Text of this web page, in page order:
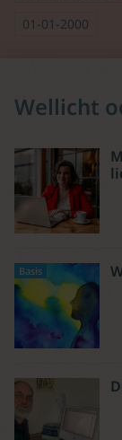
01-01-2000
Wellicht
Basis